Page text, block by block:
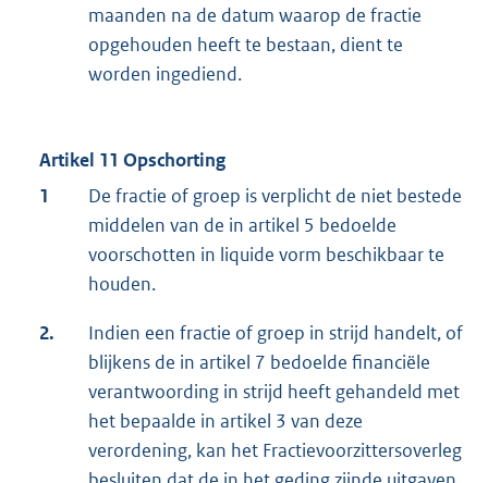
maanden na de datum waarop de fractie
opgehouden heeft te bestaan, dient te
worden ingediend.
Artikel 11 Opschorting
1
De fractie of groep is verplicht de niet bestede
middelen van de in artikel 5 bedoelde
voorschotten in liquide vorm beschikbaar te
houden.
2.
Indien een fractie of groep in strijd handelt, of
blijkens de in artikel 7 bedoelde financiële
verantwoording in strijd heeft gehandeld met
het bepaalde in artikel 3 van deze
verordening, kan het Fractievoorzittersoverleg